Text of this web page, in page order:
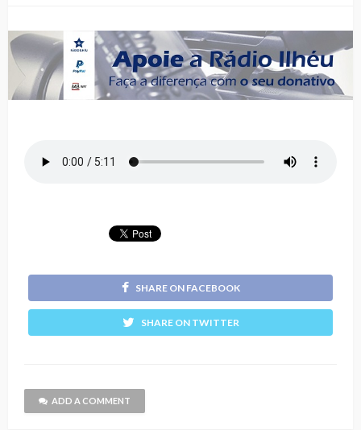
SHARE ON FACEBOOK
SHARE ON TWITTER
ADD A COMMENT